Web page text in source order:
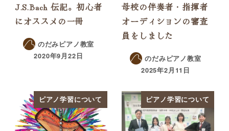
J.S.Bach 伝記。初心者
にオススメの一冊
のだみピアノ教室
2020年9月22日
母校の伴奏者・指揮者
オーディションの審査
員をしました
のだみピアノ教室
2025年2月11日
ピアノ学習について ピアノ学習について